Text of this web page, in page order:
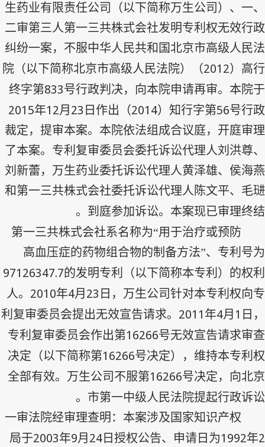
生药业有限责任公司（以下简称万生公司）、一、
二审第三人第一三共株式会社发明专利权无效行政
纠纷一案，不服中华人民共和国北京市高级人民法
院（以下简称北京市高级人民法院）（2012）高行
终字第833号行政判决，向本院申请再审。本院于
2015年12月 23 日作出（2014）知行字第56号行政
裁定，提审本案。本院依法组成合议庭，开庭审理
了本案。专利复审委员会委托诉讼代理人刘洪尊、
刘新蕾，万生药业委托诉讼代理人黄泽雄、侯海燕
和第一三共株式会社委托诉讼代理人陈文平、毛琎
到庭参加诉讼。本案现已审理终结。
第一三共株式会社系名称为“用于治疗或预防
高血压症的药物组合物的制备方法”、专利号为
97126347.7的发明专利（以下简称本专利）的权利
人。 2010年4月 23 日，万生公司针对本专利权向专
利复审委员会提出无效宣告请求。 2011 年4月 1 日，
专利复审委员会作出第16266号无效宣告请求审查
决定（以下简称第16266号决定），维持本专利权
全部有效。万生公司不服第16266号决定，向北京
市第一中级人民法院提起行政诉讼。
一审法院经审理查明：本案涉及国家知识产权
局于2003年9月 24 日授权公告、申请日为1992年2